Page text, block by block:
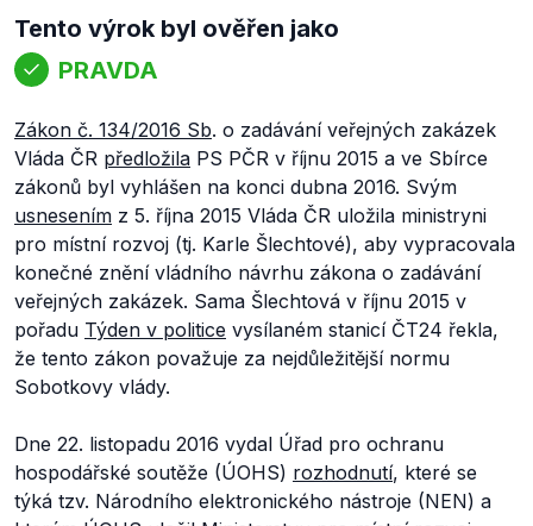
Tento výrok byl ověřen jako
PRAVDA
Zákon č. 134/2016 Sb. o zadávání veřejných zakázek
Vláda ČR předložila PS PČR v říjnu 2015 a ve Sbírce
zákonů byl vyhlášen na konci dubna 2016. Svým
usnesením z 5. října 2015 Vláda ČR uložila ministryni
pro místní rozvoj (tj. Karle Šlechtové), aby vypracovala
konečné znění vládního návrhu zákona o zadávání
veřejných zakázek. Sama Šlechtová v říjnu 2015 v
pořadu Týden v politice vysílaném stanicí ČT24 řekla,
že tento zákon považuje za nejdůležitější normu
Sobotkovy vlády.
Dne 22. listopadu 2016 vydal Úřad pro ochranu
hospodářské soutěže (ÚOHS) rozhodnutí, které se
týká tzv. Národního elektronického nástroje (NEN) a